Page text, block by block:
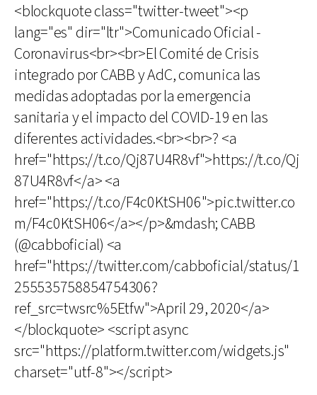
<blockquote class="twitter-tweet"><p
lang="es" dir="ltr">Comunicado Oficial -
Coronavirus<br><br>El Comité de Crisis
integrado por CABB y AdC, comunica las
medidas adoptadas por la emergencia
sanitaria y el impacto del COVID-19 en las
diferentes actividades.<br><br>? <a
href="https://t.co/Qj87U4R8vf">https://t.co/Qj
87U4R8vf</a> <a
href="https://t.co/F4c0KtSH06">pic.twitter.co
m/F4c0KtSH06</a></p>&mdash; CABB
(@cabboficial) <a
href="https://twitter.com/cabboficial/status/1
255535758854754306?
ref_src=twsrc%5Etfw">April 29, 2020</a>
</blockquote> <script async
src="https://platform.twitter.com/widgets.js"
charset="utf-8"></script>